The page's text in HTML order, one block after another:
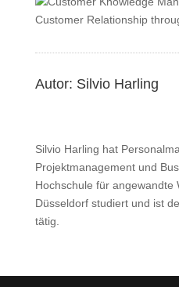
Autor: Silvio Harling
Silvio Harling hat
Projektmanagement und
Hochschule für angewandte
Düsseldorf studiert und ist
tätig.